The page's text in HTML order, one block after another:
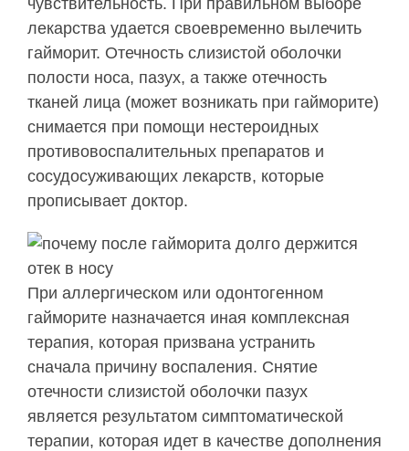
чувствительность. При правильном выборе
лекарства удается своевременно вылечить
гайморит. Отечность слизистой оболочки
полости носа, пазух, а также отечность
тканей лица (может возникать при гайморите)
снимается при помощи нестероидных
противовоспалительных препаратов и
сосудосуживающих лекарств, которые
прописывает доктор.
При аллергическом или одонтогенном
гайморите назначается иная комплексная
терапия, которая призвана устранить
сначала причину воспаления. Снятие
отечности слизистой оболочки пазух
является результатом симптоматической
терапии, которая идет в качестве дополнения